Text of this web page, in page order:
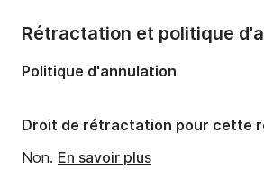
Rétractation et politique
Politique d'annulation
Droit de rétractation pour cette
Non. En savoir plus